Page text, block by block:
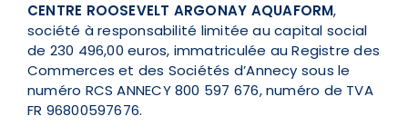
CENTRE ROOSEVELT ARGONAY AQUAFORM,
société à responsabilité limitée au capital social
de 230 496,00 euros, immatriculée au Registre des
Commerces et des Sociétés d’Annecy sous le
numéro RCS ANNECY 800 597 676, numéro de TVA
FR 96800597676.